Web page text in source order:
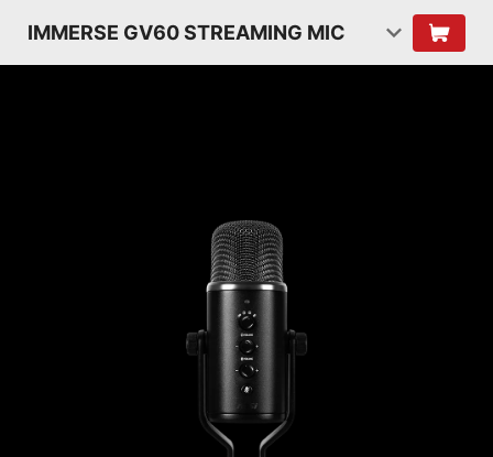
IMMERSE GV60 STREAMING MIC